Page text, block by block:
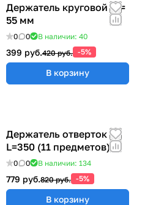
Держатель круговой Ø =
55 мм
0 0 В наличии: 40
399 руб.420 руб. -5%
В корзину
Держатель отверток
L=350 (11 предметов)
0 0 В наличии: 134
779 руб.820 руб. -5%
В корзину